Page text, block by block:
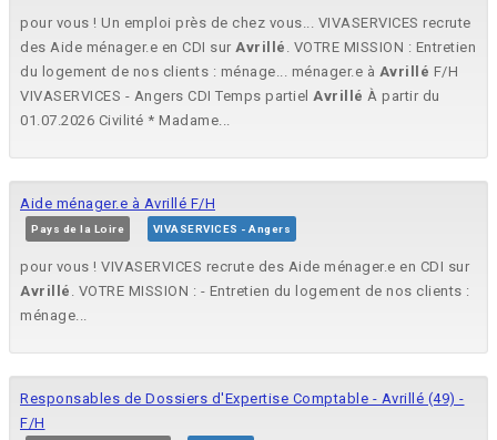
pour vous ! Un emploi près de chez vous... VIVASERVICES recrute
des Aide ménager.e en CDI sur Avrillé . VOTRE MISSION : Entretien
du logement de nos clients : ménage... ménager.e à Avrillé F/H
VIVASERVICES - Angers CDI Temps partiel Avrillé À partir du
01.07.2026 Civilité * Madame...
Aide ménager.e à Avrillé F/H
Pays de la Loire VIVASERVICES - Angers
pour vous ! VIVASERVICES recrute des Aide ménager.e en CDI sur
Avrillé . VOTRE MISSION : - Entretien du logement de nos clients :
ménage...
Responsables de Dossiers d'Expertise Comptable - Avrillé (49) -
F/H